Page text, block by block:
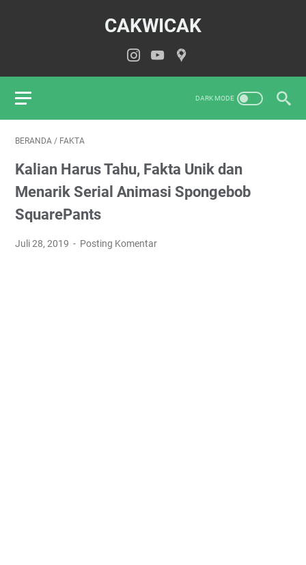
CAKWICAK
BERANDA / FAKTA
Kalian Harus Tahu, Fakta Unik dan
Menarik Serial Animasi Spongebob
SquarePants
Juli 28, 2019 Posting Komentar